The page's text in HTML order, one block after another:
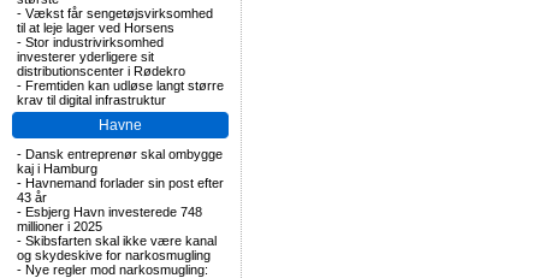
- Vækst får sengetøjsvirksomhed
til at leje lager ved Horsens
- Stor industrivirksomhed
investerer yderligere sit
distributionscenter i Rødekro
- Fremtiden kan udløse langt større
krav til digital infrastruktur
Havne
- Dansk entreprenør skal ombygge
kaj i Hamburg
- Havnemand forlader sin post efter
43 år
- Esbjerg Havn investerede 748
millioner i 2025
- Skibsfarten skal ikke være kanal
og skydeskive for narkosmugling
- Nye regler mod narkosmugling: